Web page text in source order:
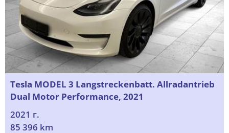
Tesla MODEL 3 Langstreckenbatt. Allradantrieb
Dual Motor Performance, 2021
2021 г.
85 396 km